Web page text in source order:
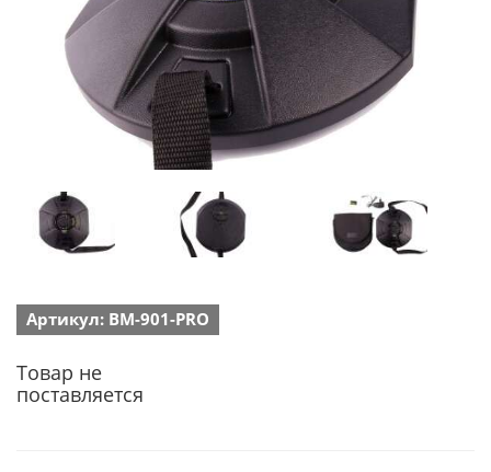
Артикул: ВМ-901-PRO
Товар не
поставляется